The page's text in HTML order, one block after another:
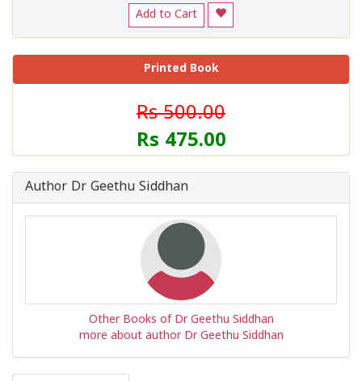
Add to Cart
Printed Book
Rs 500.00
Rs 475.00
Author Dr Geethu Siddhan
Other Books of Dr Geethu Siddhan
more about author Dr Geethu Siddhan